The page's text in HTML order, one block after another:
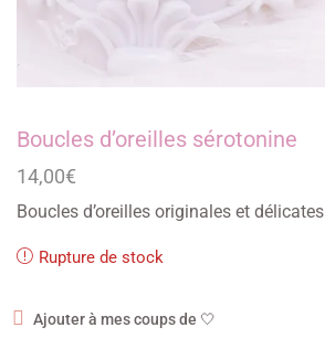
Boucles d’oreilles sérotonine
14,00€
Boucles d’oreilles originales et délicates
Rupture de stock
Ajouter à mes coups de 🤍